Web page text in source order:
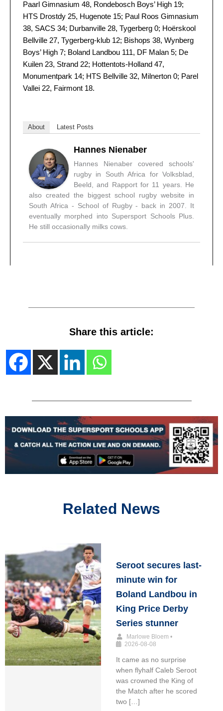
Paarl Gimnasium 48, Rondebosch Boys’ High 19;
HTS Drostdy 25, Hugenote 15; Paul Roos Gimnasium
38, SACS 34; Durbanville 28, Tygerberg 0; Hoërskool
Bellville 27, Tygerberg-klub 12; Bishops 38, Wynberg
Boys’ High 7; Boland Landbou 111, DF Malan 5; De
Kuilen 23, Strand 22; Hottentots-Holland 47,
Monumentpark 14; HTS Bellville 32, Milnerton 0; Parel
Vallei 22, Fairmont 18.
About Latest Posts
Hannes Nienaber
Hannes Nienaber covered schools'
rugby in South Africa for Volksblad,
Beeld, and Rapport for 11 years. He
also created the biggest school rugby website in
South Africa - School of Rugby - back in 2007. It
eventually morphed into Supersport Schools Plus.
He still occasionally milks cows.
Share this article:
Related News
Seroot secures last-
minute win for
Boland Landbou in
King Price Derby
Series stunner
Marlowe Bloem •
2026-08-08
It came as no surprise
when flyhalf Caleb Seroot
was crowned the King of
the Match after he scored
two […]